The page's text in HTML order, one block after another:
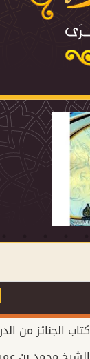
كتاب الجنائز من